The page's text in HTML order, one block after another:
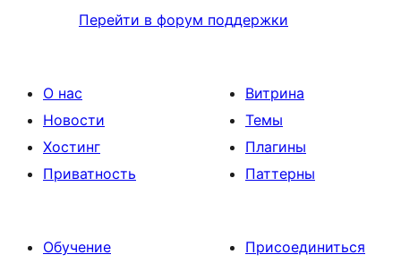
Перейти в форум поддержки
О нас
Новости
Хостинг
Приватность
Витрина
Темы
Плагины
Паттерны
Обучение
Присоединиться